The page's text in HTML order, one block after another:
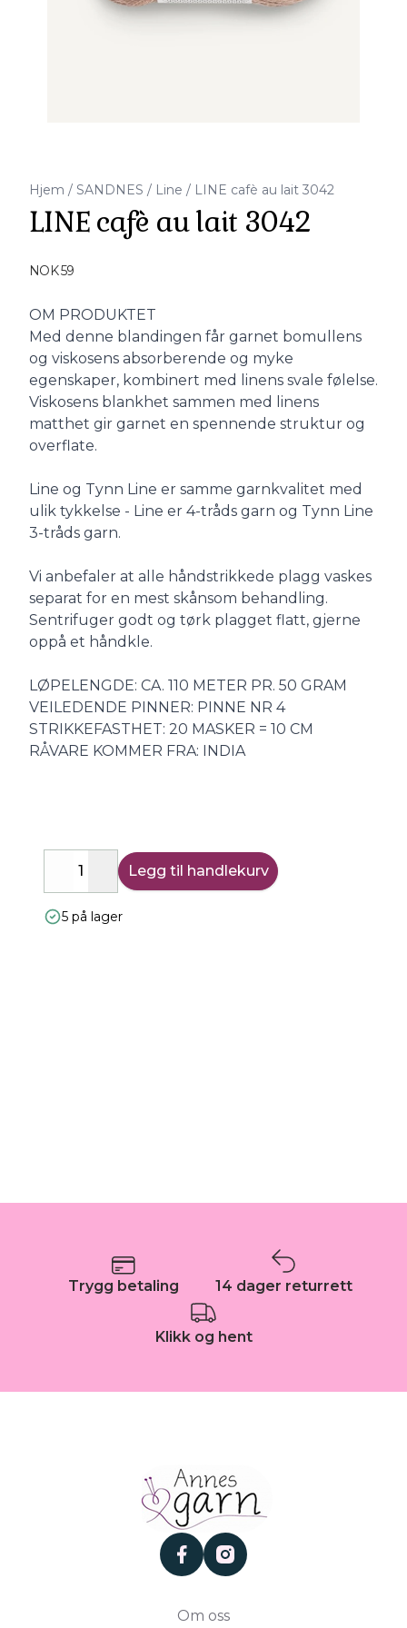
Hjem / SANDNES / Line / LINE cafè au lait 3042
LINE cafè au lait 3042
NOK 59
Description
OM PRODUKTET
Med denne blandingen får garnet bomullens
og viskosens absorberende og myke
egenskaper, kombinert med linens svale følelse.
Viskosens blankhet sammen med linens
matthet gir garnet en spennende struktur og
overflate.
Line og Tynn Line er samme garnkvalitet med
ulik tykkelse - Line er 4-tråds garn og Tynn Line
3-tråds garn.
Vi anbefaler at alle håndstrikkede plagg vaskes
separat for en mest skånsom behandling.
Sentrifuger godt og tørk plagget flatt, gjerne
oppå et håndkle.
LØPELENGDE: CA. 110 METER PR. 50 GRAM
VEILEDENDE PINNER: PINNE NR 4
STRIKKEFASTHET: 20 MASKER = 10 CM
RÅVARE KOMMER FRA: INDIA
DecreaseIncrease
Legg til handlekurv
5 på lager
Trygg betaling 14 dager returrett
Klikk og hent
facebookinstagram
Om oss